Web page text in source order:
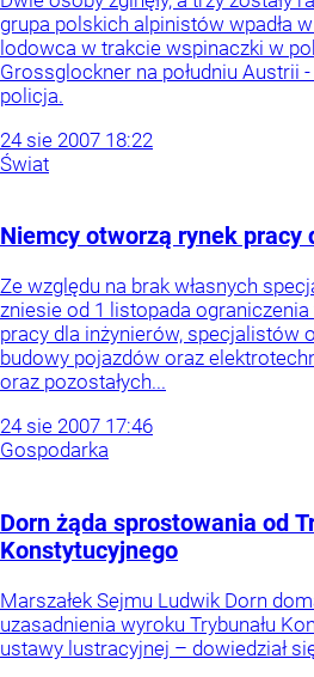
grupa polskich alpinistów wpadła
lodowca w trakcie wspinaczki w
Grossglockner na południu Austrii
policja.
24 sie 2007 18:22
Świat
Niemcy otworzą rynek pracy
Ze względu na brak własnych
zniesie od 1 listopada
pracy dla inżynierów, specjalistów
budowy pojazdów oraz
oraz pozostałych...
24 sie 2007 17:46
Gospodarka
Dorn żąda sprostowania od
Konstytucyjnego
Marszałek Sejmu Ludwik Dorn
uzasadnienia wyroku Trybunału
ustawy lustracyjnej – dowiedział